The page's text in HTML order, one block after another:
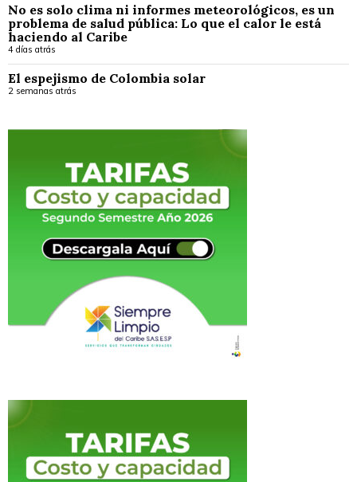
No es solo clima ni informes meteorológicos, es un
problema de salud pública: Lo que el calor le está
haciendo al Caribe
4 días atrás
El espejismo de Colombia solar
2 semanas atrás